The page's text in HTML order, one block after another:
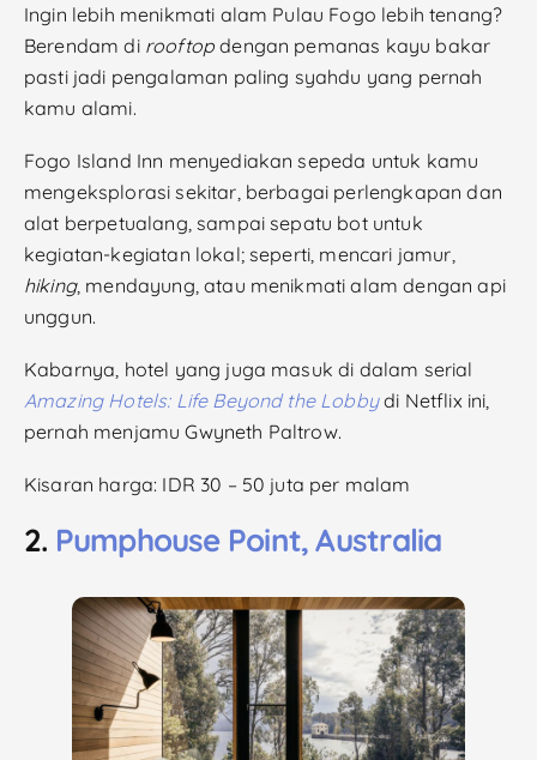
Ingin lebih menikmati alam Pulau Fogo lebih tenang?
Berendam di rooftopdengan pemanas kayu bakar
pasti jadi pengalaman paling syahdu yang pernah
kamu alami.
Fogo Island Inn menyediakan sepeda untuk kamu
mengeksplorasi sekitar, berbagai perlengkapan dan
alat berpetualang, sampai sepatu bot untuk
kegiatan-kegiatan lokal; seperti, mencari jamur,
hiking, mendayung, atau menikmati alam dengan api
unggun.
Kabarnya, hotel yang juga masuk di dalam serial
Amazing Hotels: Life Beyond the Lobbydi Netflix ini,
pernah menjamu Gwyneth Paltrow.
Kisaran harga: IDR 30 – 50 juta per malam
2. Pumphouse Point, Australia